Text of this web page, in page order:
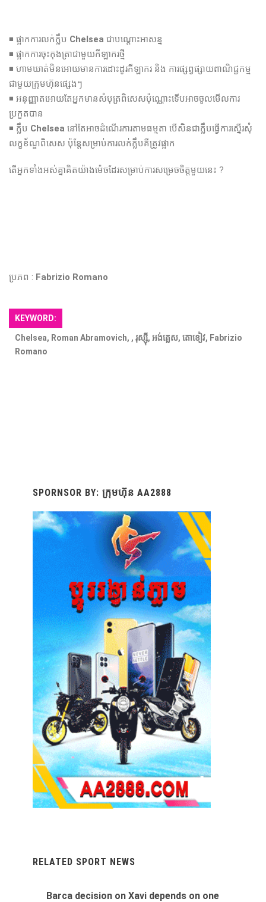
◾️ ផ្អាកការលក់ក្លឹប Chelsea ជាបណ្តោះអាសន្ន​
◾️ ផ្អាកការចុះកុងត្រាជាមួយកីឡាករថ្មី
◾️ ហាមឃាត់មិនអោយមានការដោះដូរកីឡាករ និង ការផ្សព្វផ្សាយពាណិជ្ជកម្ម
ជាមួយក្រុមហ៊ុនផ្សេងៗ
◾️ អនុញ្ញាតអោយតែអ្នកមានសំបុត្រពិសេសប៉ុណ្ណោះទើបអាចចូលមើលការ
ប្រកួតបាន
◾️ ក្លឹប Chelsea នៅតែអាចដំណើរការតាមធម្មតា បើសិនជាក្លឹបធ្វើការស្នើរសុំ
លក្ខខ័ណ្ឌពិសេស ប៉ុន្តែសម្រាប់ការលក់ក្លឹបគឺត្រូវផ្អាក
តើអ្នកទាំងអស់គ្នាគិតយ៉ាងម៉េចដែរសម្រាប់ការសម្រេចចិត្តមួយនេះ ?
ប្រភព : Fabrizio Romano
KEYWORD:
Chelsea, Roman Abramovich, , រុស្ស៊ី, អង់គ្លេស, តោខៀវ, Fabrizio
Romano
SPORNSOR BY: ក្រុមហ៊ុន AA2888
RELATED SPORT NEWS
Barca decision on Xavi depends on one